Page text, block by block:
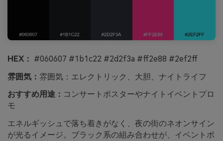
HEX： #060607 #1b1c22 #2d2f3a #ff2e88 #2ef2ff
雰囲気： 雰囲気：エレクトリック、大胆、ナイトライフ
おすすめ用途： コンサートポスターやナイトイベントプロ
モ
エネルギッシュで落ち着きがなく、夜の街のネオンサイン
が光るイメージ。ブラック系の組み合わせが、イベントポ